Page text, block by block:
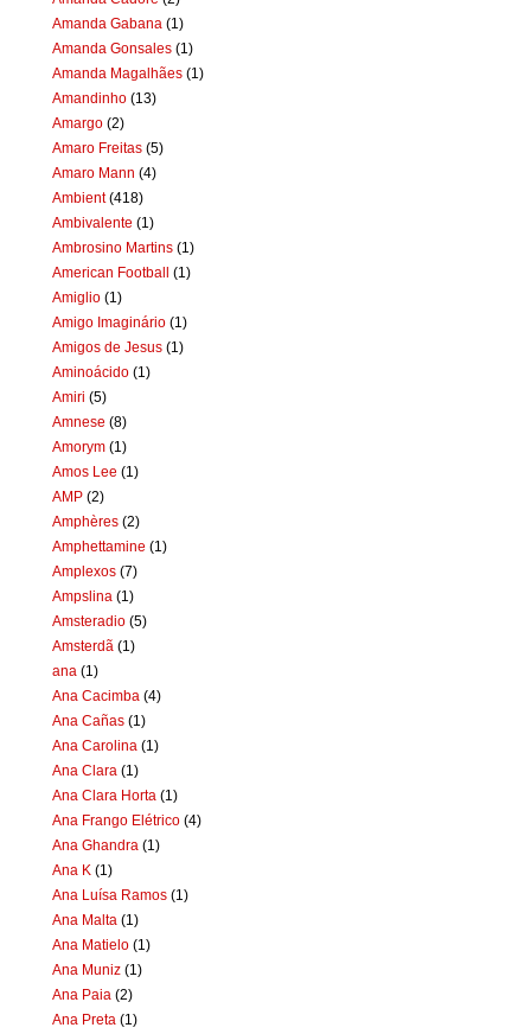
Amanda Gabana (1)
Amanda Gonsales (1)
Amanda Magalhães (1)
Amandinho (13)
Amargo (2)
Amaro Freitas (5)
Amaro Mann (4)
Ambient (418)
Ambivalente (1)
Ambrosino Martins (1)
American Football (1)
Amiglio (1)
Amigo Imaginário (1)
Amigos de Jesus (1)
Aminoácido (1)
Amiri (5)
Amnese (8)
Amorym (1)
Amos Lee (1)
AMP (2)
Amphères (2)
Amphettamine (1)
Amplexos (7)
Ampslina (1)
Amsteradio (5)
Amsterdã (1)
ana (1)
Ana Cacimba (4)
Ana Cañas (1)
Ana Carolina (1)
Ana Clara (1)
Ana Clara Horta (1)
Ana Frango Elétrico (4)
Ana Ghandra (1)
Ana K (1)
Ana Luísa Ramos (1)
Ana Malta (1)
Ana Matielo (1)
Ana Muniz (1)
Ana Paia (2)
Ana Preta (1)